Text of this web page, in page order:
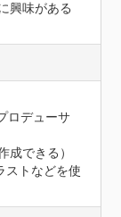
興味がある
ロデューサ
成できる）
ストなどを使